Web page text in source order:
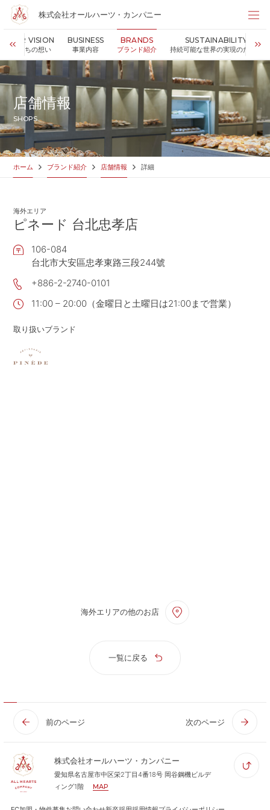
株式会社オールハーツ・カンパニー
OUR VISION
私たちの想い
BUSINESS
事業内容
BRANDS
ブランド紹介
SUSTAINABILITY
持続可能な世界の実現のために
株式会社オールハーツ・カンパニー
店舗検索
HOME
NEWS お知らせ
OUR VISION 私たちの想い
MESSAGE 代表メッセージ
VALUES
BUSINESS 事業内容
SHOP 店舗情報
ABOUT US
CONTACT
APP 公式アプリ
PRIVACY POLICY
RECRUIT 2027
店舗情報
SHOPS
ホーム ブランド紹介 店舗情報 詳細
海外エリア
ピネード 台北忠孝店
106-084
台北市大安區忠孝東路三段244號
+886-2-2740-0101
11:00 – 20:00（金曜日と土曜日は21:00まで営業）
取り扱いブランド
海外エリアの他のお店
一覧に戻る
前のページ 次のページ
株式会社オールハーツ・カンパニー
愛知県名古屋市中区栄2丁目4番18号 岡谷鋼機ビルデ
ィング1階
MAP